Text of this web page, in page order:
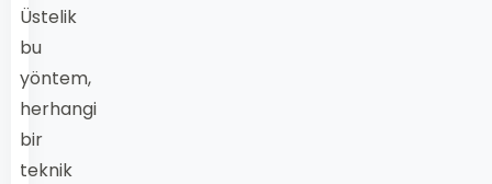
Üstelik
bu
yöntem,
herhangi
bir
teknik